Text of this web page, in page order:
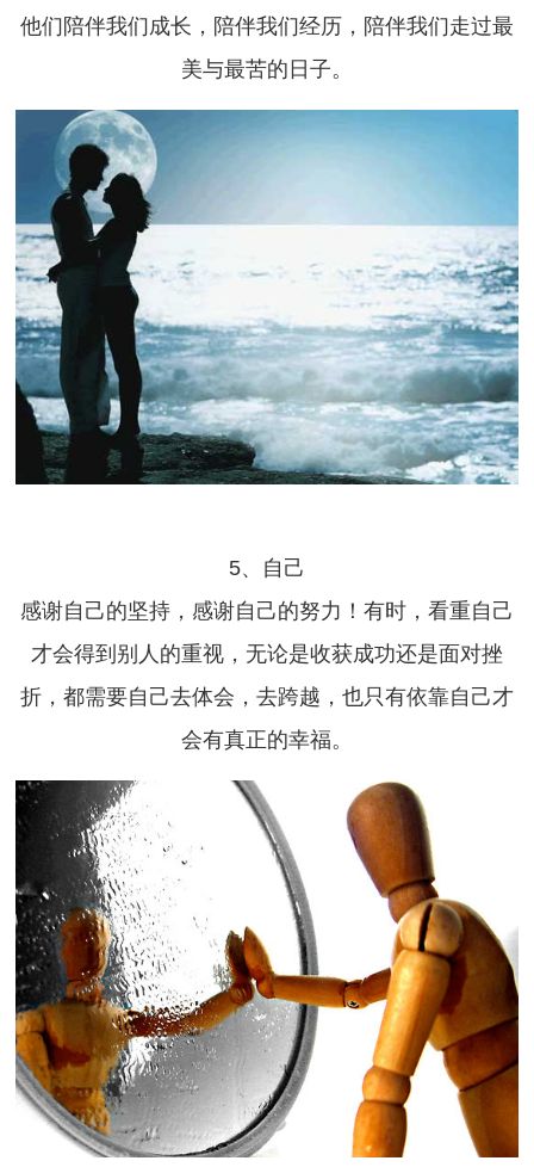
他们陪伴我们成长，陪伴我们经历，陪伴我们走过最
美与最苦的日子。
5、自己
感谢自己的坚持，感谢自己的努力！有时，看重自己
才会得到别人的重视，无论是收获成功还是面对挫
折，都需要自己去体会，去跨越，也只有依靠自己才
会有真正的幸福。